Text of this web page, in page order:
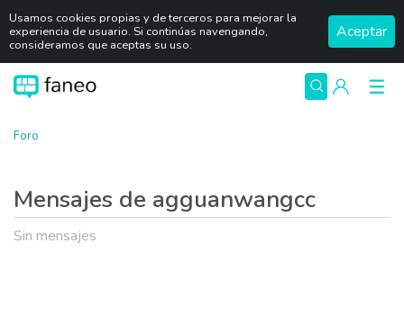
Usamos cookies propias y de terceros para mejorar la
experiencia de usuario. Si continúas navengando,
consideramos que aceptas su uso.
Aceptar
Foro
Mensajes de agguanwangcc
Sin mensajes